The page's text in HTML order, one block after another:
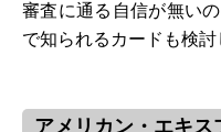
審査に通る自信が無い
で知られるカードも検討
アメリカン・エキ